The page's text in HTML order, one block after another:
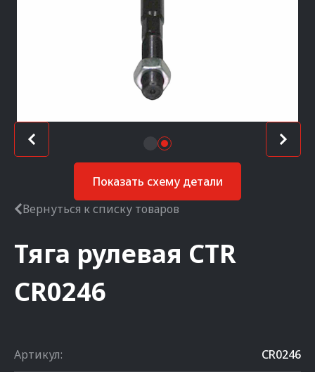
Показать схему детали
Вернуться к списку товаров
Тяга рулевая CTR
CR0246
Артикул:
CR0246